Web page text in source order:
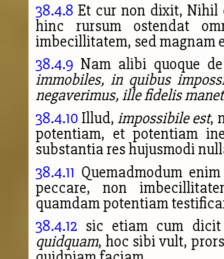
38.4.8 Et cur non dixit, Nihil
hinc rursum ostendat
imbecillitatem, sed magnam
38.4.9 Nam alibi quoque
immobiles, in quibus
negaverimus, ille fidelis
38.4.10 Illud, impossibile est,
potentiam, et potentiam
substantia res hujusmodi
38.4.11 Quemadmodum
peccare, non
quamdam potentiam
38.4.12 sic etiam cum
quidquam, hoc sibi vult,